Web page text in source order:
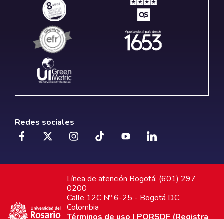
Redes sociales
Línea de atención Bogotá: (601) 297
0200
Calle 12C Nº 6-25 - Bogotá D.C.
Colombia